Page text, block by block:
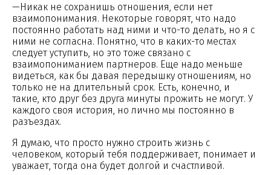
—Никак не сохранишь отношения, если нет
взаимопонимания. Некоторые говорят, что надо
постоянно работать над ними и что-то делать, но я с
ними не согласна. Понятно, что в каких-то местах
следует уступить, но это тоже связано с
взаимопониманием партнеров. Еще надо меньше
видеться, как бы давая передышку отношениям, но
только не на длительный срок. Есть, конечно, и
такие, кто друг без друга минуты прожить не могут. У
каждого своя история, но лично мы постоянно в
разъездах.
Я думаю, что просто нужно строить жизнь с
человеком, который тебя поддерживает, понимает и
уважает, тогда она будет долгой и счастливой.